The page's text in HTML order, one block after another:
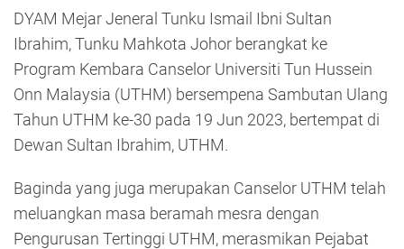
DYAM Mejar Jeneral Tunku Ismail Ibni Sultan
Ibrahim, Tunku Mahkota Johor berangkat ke
Program Kembara Canselor Universiti Tun Hussein
Onn Malaysia (UTHM) bersempena Sambutan Ulang
Tahun UTHM ke-30 pada 19 Jun 2023, bertempat di
Dewan Sultan Ibrahim, UTHM.
Baginda yang juga merupakan Canselor UTHM telah
meluangkan masa beramah mesra dengan
Pengurusan Tertinggi UTHM, merasmikan Pejabat